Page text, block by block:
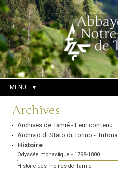
Aller
au
contenu.
|
Aller
à
la
navigation
Outils
personnels
Chercher par
Recherche
avancée…
MENU
Navigation
Archives
Archives de Tamié - Leur contenu
Archivio di Stato di Torino - Tutorial
Histoire
Odyssée monastique - 1798-1800
Histoire des moines de Tamié